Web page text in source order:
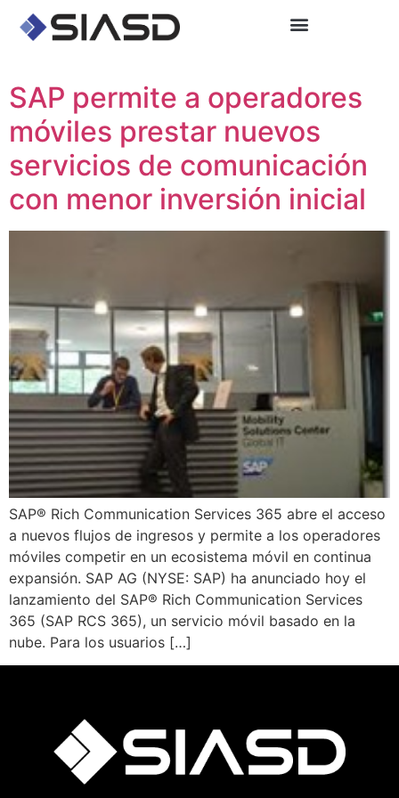
SAP permite a operadores
móviles prestar nuevos
servicios de comunicación
con menor inversión inicial
SAP® Rich Communication Services 365 abre el acceso
a nuevos flujos de ingresos y permite a los operadores
móviles competir en un ecosistema móvil en continua
expansión. SAP AG (NYSE: SAP) ha anunciado hoy el
lanzamiento del SAP® Rich Communication Services
365 (SAP RCS 365), un servicio móvil basado en la
nube. Para los usuarios […]